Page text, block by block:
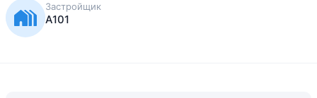
Застройщик
А101